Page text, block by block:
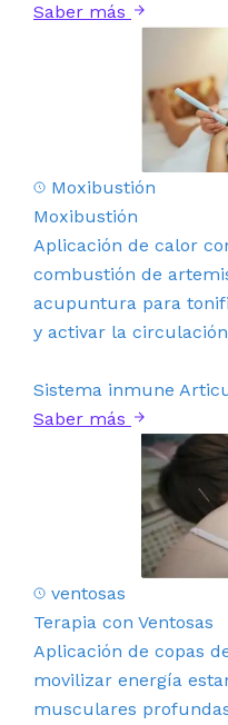
Saber más
Moxibustión
Moxibustión
Aplicación de calor
combustión de
acupuntura para
y activar la
Sistema inmune
Saber más
ventosas
Terapia con Ventosas
Aplicación de copas
movilizar energía
musculares